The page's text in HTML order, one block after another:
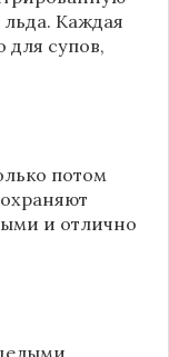
Каждая
для супов,
потом
и отлично